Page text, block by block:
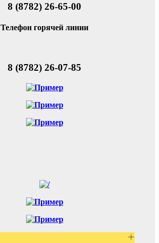
8 (8782) 26-65-00
Телефон горячей линии
8 (8782) 26-07-85